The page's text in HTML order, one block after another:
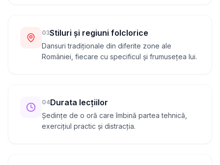
03Stiluri și regiuni folclorice
Dansuri tradiționale din diferite zone ale
României, fiecare cu specificul și frumusețea lui.
04Durata lecțiilor
Ședințe de o oră care îmbină partea tehnică,
exercițiul practic și distracția.